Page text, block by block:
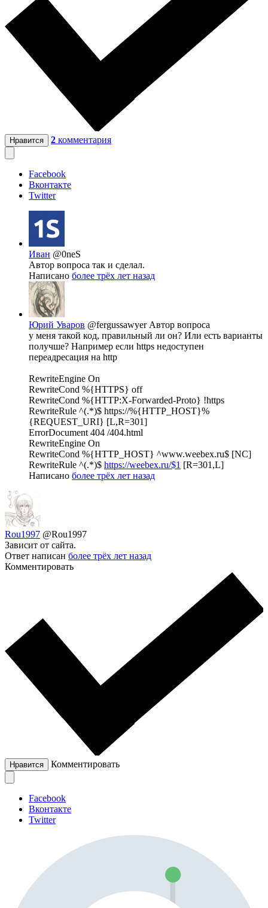
Нравится 2 комментария
Facebook
Вконтакте
Twitter
Иван @0neS
Автор вопроса так и сделал.
Написано более трёх лет назад
Юрий Уваров @fergussawyer Автор вопроса
у меня такой код, правильный ли он? Или есть варианты
получше? Например если https недоступен
переадресация на http
RewriteEngine On
RewriteCond %{HTTPS} off
RewriteCond %{HTTP:X-Forwarded-Proto} !https
RewriteRule ^(.*)$ https://%{HTTP_HOST}%
{REQUEST_URI} [L,R=301]
ErrorDocument 404 /404.html
RewriteEngine On
RewriteCond %{HTTP_HOST} ^www.weebex.ru$ [NC]
RewriteRule ^(.*)$ https://weebex.ru/$1 [R=301,L]
Написано более трёх лет назад
Rou1997 @Rou1997
Зависит от сайта.
Ответ написан более трёх лет назад
Комментировать
Нравится Комментировать
Facebook
Вконтакте
Twitter